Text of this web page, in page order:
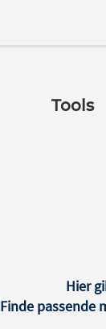
Tools
Hier
Finde passende